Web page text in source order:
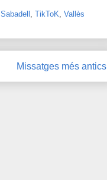
Sabadell TikToK Vallès
Missatges més antics